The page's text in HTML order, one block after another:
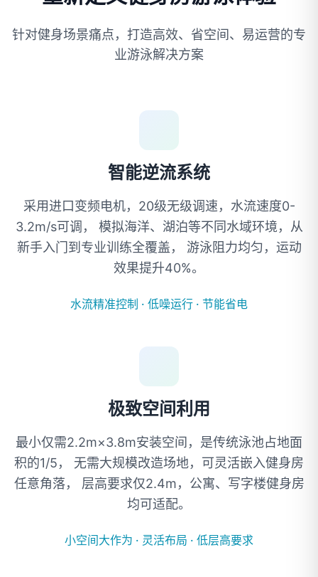
针对健身场景痛点，打造高效、省空间、易运营的专
业游泳解决方案
智能逆流系统
采用进口变频电机，20级无级调速，水流速度0-
3.2m/s可调， 模拟海洋、湖泊等不同水域环境，从
新手入门到专业训练全覆盖， 游泳阻力均匀，运动
效果提升40%。
水流精准控制 · 低噪运行 · 节能省电
极致空间利用
最小仅需2.2m×3.8m安装空间，是传统泳池占地面
积的1/5， 无需大规模改造场地，可灵活嵌入健身房
任意角落， 层高要求仅2.4m，公寓、写字楼健身房
均可适配。
小空间大作为 · 灵活布局 · 低层高要求